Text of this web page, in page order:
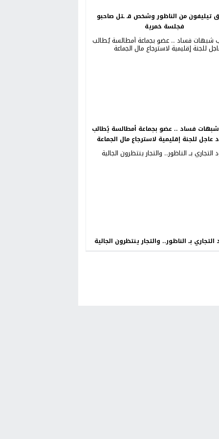
تيليفون من الناظور وشخص قـ ـتل صاحبو
فجلسة خمرية
فساد .. عضو بجماعة أمطالسة يُطالب
عاجل للجنة إقليمية لاسترجاع مال الجماعة
التجاري بــ الناظور.. والتجار ينتظرون الجالية